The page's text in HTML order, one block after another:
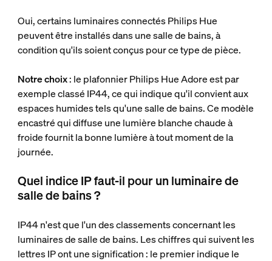
Oui, certains luminaires connectés Philips Hue
peuvent être installés dans une salle de bains, à
condition qu'ils soient conçus pour ce type de pièce.
Notre choix: le plafonnier Philips Hue Adore est par
exemple classé IP44, ce qui indique qu'il convient aux
espaces humides tels qu'une salle de bains. Ce modèle
encastré qui diffuse une lumière blanche chaude à
froide fournit la bonne lumière à tout moment de la
journée.
Quel indice IP faut-il pour un luminaire de
salle de bains ?
IP44 n'est que l'un des classements concernant les
luminaires de salle de bains. Les chiffres qui suivent les
lettres IP ont une signification : le premier indique le